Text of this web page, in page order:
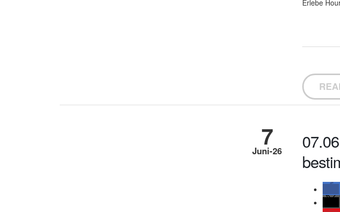
Erlebe
7
Juni-26